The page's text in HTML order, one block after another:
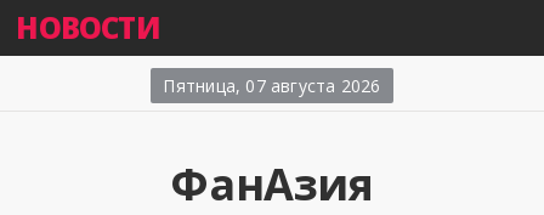
НОВОСТИ
Пятница, 07 августа 2026
ФанАзия